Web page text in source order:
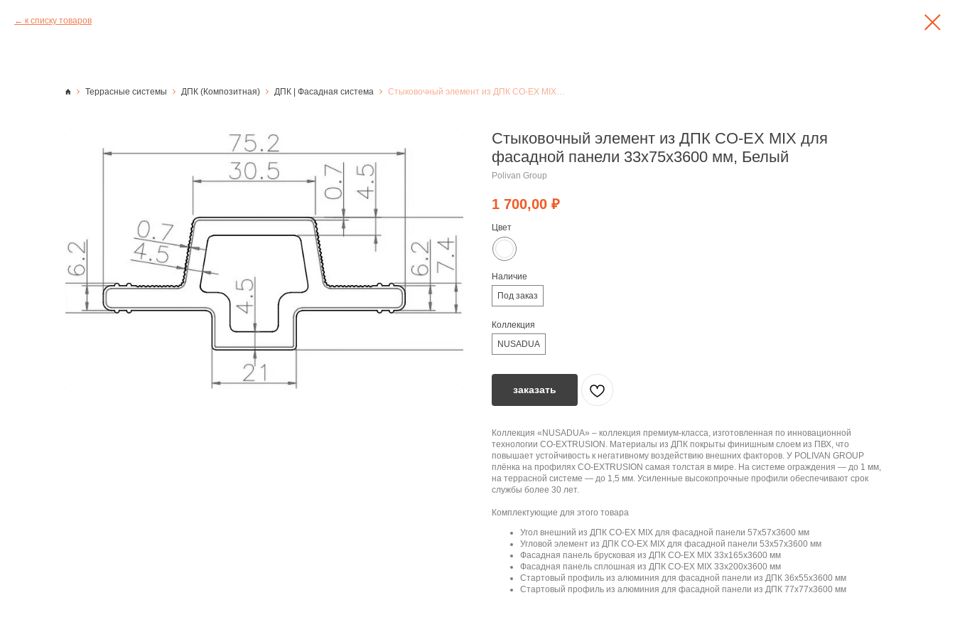
к списку товаров
Террасные системы ДПК (Композитная) ДПК | Фасадная система
Стыковочный элемент из ДПК CO-EX MIX для
фасадной панели 33х75х3600 мм, Белый
Polivan Group
1 700,00 ₽
Цвет
Наличие
Под заказ
Коллекция
NUSADUA
заказать
Коллекция «NUSADUA» – коллекция премиум-класса, изготовленная по инновационной
технологии CO-EXTRUSION. Материалы из ДПК покрыты финишным слоем из ПВХ, что
повышает устойчивость к негативному воздействию внешних факторов. У POLIVAN GROUP
плёнка на профилях CO-EXTRUSION самая толстая в мире. На системе ограждения — до 1 мм,
на террасной системе — до 1,5 мм. Усиленные высокопрочные профили обеспечивают срок
службы более 30 лет.
Комплектующие для этого товара
Угол внешний из ДПК CO-EX MIX для фасадной панели 57х57х3600 мм
Угловой элемент из ДПК CO-EX MIX для фасадной панели 53х57х3600 мм
Фасадная панель брусковая из ДПК CO-EX MIX 33х165х3600 мм
Фасадная панель сплошная из ДПК CO-EX MIX 33х200х3600 мм
Стартовый профиль из алюминия для фасадной панели из ДПК 36х55х3600 мм
Стартовый профиль из алюминия для фасадной панели из ДПК 77х77х3600 мм